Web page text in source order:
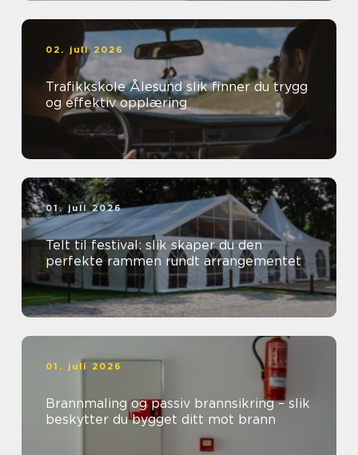
02. juli 2026
Trafikkskole Ålesund slik finner du trygg
og effektiv opplæring
01. juli 2026
Telt til festival: slik skaper du den
perfekte rammen rundt arrangementet
01. juli 2026
Brannmaling og passiv brannsikring – slik
beskytter du bygget ditt mot brann